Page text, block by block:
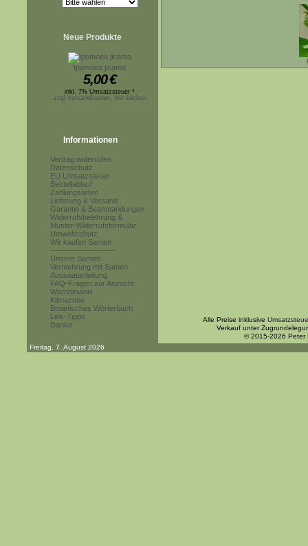
Neue Produkte
Ipomoea jicama
5,00€
inkl. 7% Umsatzsteuer *
zzgl.Versandkosten, hier klicken
Informationen
Vertrag widerrufen
Datenschutz
EU Umsatzsteuer
Bestellablauf
Zahlungsarten
Lieferung & Versand
Garantie & Beanstandungen
Widerrufsbelehrung &
Muster-Widerrufsformular
Umweltschutz
Wir kaufen Samen
------------------------
Unsere Samen
Vermehrung mit Samen
Aussaatanleitung
FAQ-Fragen zur Anzucht
Warnhinweis
Klimazone
Botanisches Wörterbuch
Link-Tipps
Danke
Alle Preise inklusive
Verkauf unter
© 2015-2026 Peter
Freitag, 7. August 2026